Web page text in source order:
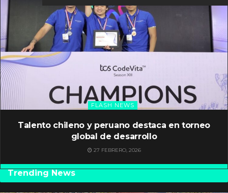
FLASH NEWS
Talento chileno y peruano destaca en torneo
global de desarrollo
27 FEBRERO, 2026
Trending News